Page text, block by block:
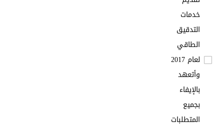
خدمات
التدقيق
الطاقي
لعام 2017
وأتعهد
بالإيفاء
بجميع
المتطلبات